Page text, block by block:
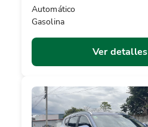
Automático
Gasolina
Ver detalles